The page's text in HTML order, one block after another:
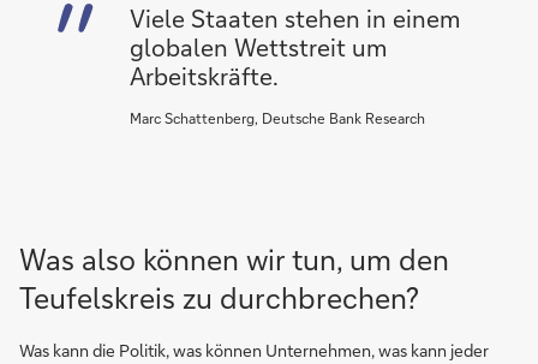
Viele Staaten stehen in einem
globalen Wettstreit um
Arbeitskräfte.
Marc Schattenberg, Deutsche Bank Research
Was also können wir tun, um den
Teufelskreis zu durchbrechen?
Was kann die Politik, was können Unternehmen, was kann jeder